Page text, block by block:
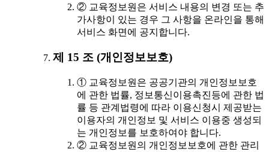
② 교육정보원은 서비스 내용의 변경 또는 추
가사항이 있는 경우 그 사항을 온라인을 통해
서비스 화면에 공지합니다.
제 15 조 (개인정보보호)
① 교육정보원은 공공기관의 개인정보보호
에 관한 법률, 정보통신이용촉진등에 관한 법
률 등 관계법령에 따라 이용신청시 제공받는
이용자의 개인정보 및 서비스 이용중 생성되
는 개인정보를 보호하여야 합니다.
② 교육정보원의 개인정보보호에 관한 관리